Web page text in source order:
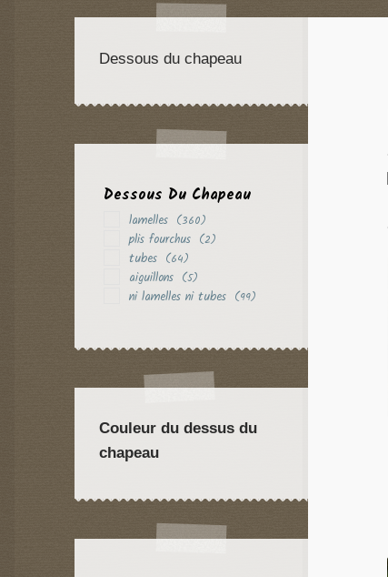
Dessous du chapeau
Dessous Du Chapeau
lamelles (360)
plis fourchus (2)
tubes (64)
aiguillons (5)
ni lamelles ni tubes (99)
Couleur du dessus du
chapeau